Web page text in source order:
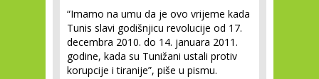
“Imamo na umu da je ovo vrijeme kada
Tunis slavi godišnjicu revolucije od 17.
decembra 2010. do 14. januara 2011.
godine, kada su Tunižani ustali protiv
korupcije i tiranije”, piše u pismu.